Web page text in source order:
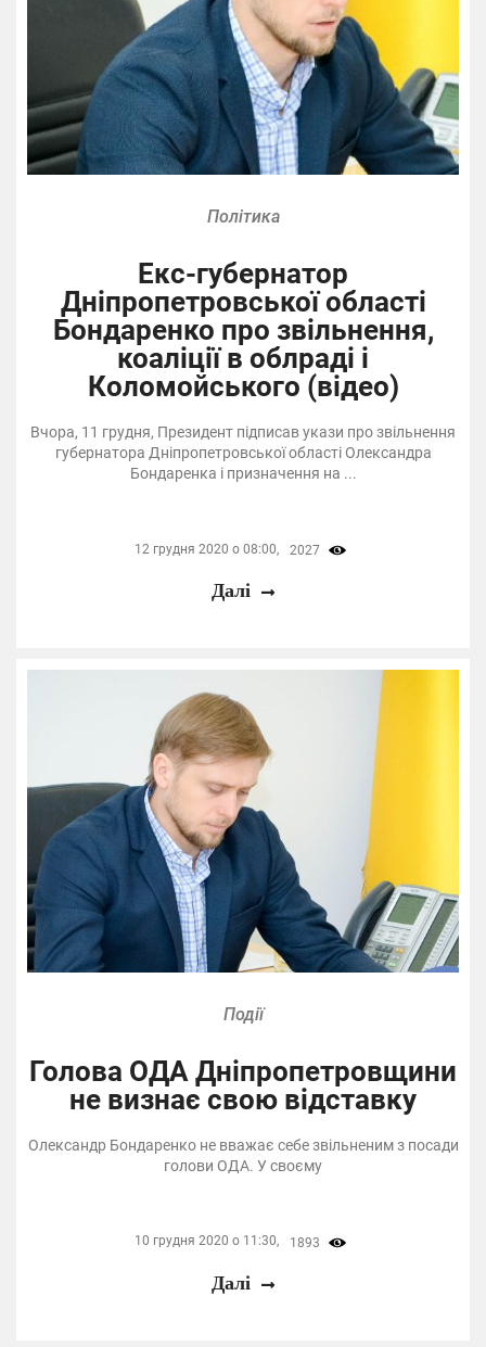
Політика
Екс-губернатор
Дніпропетровської області
Бондаренко про звільнення,
коаліції в облраді і
Коломойського (відео)
Вчора, 11 грудня, Президент підписав укази про звільнення
губернатора Дніпропетровської області Олександра
Бондаренка і призначення на ...
12 грудня 2020 о 08:00, 2027
Далі
Події
Голова ОДА Дніпропетровщини
не визнає свою відставку
Олександр Бондаренко не вважає себе звільненим з посади
голови ОДА. У своєму
10 грудня 2020 о 11:30, 1893
Далі